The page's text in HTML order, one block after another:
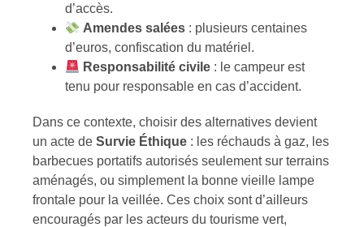
d’accès.
Amendes salées : plusieurs centaines
d’euros, confiscation du matériel.
Responsabilité civile : le campeur est
tenu pour responsable en cas d’accident.
Dans ce contexte, choisir des alternatives devient
un acte de Survie Éthique : les réchauds à gaz, les
barbecues portatifs autorisés seulement sur terrains
aménagés, ou simplement la bonne vieille lampe
frontale pour la veillée. Ces choix sont d’ailleurs
encouragés par les acteurs du tourisme vert,